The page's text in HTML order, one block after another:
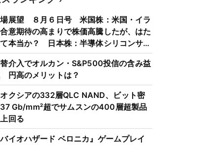
展望 ８月６日号 米国株：米国・イラ
意期待の高まりで株価高騰したが、はた
本当か？ 日本株：半導体シリコンサイ
は3～4年周期で好・不況を繰り返すた
意
介入でオルカン・S&P500投信の含み益
円高のメリットは？
クシアの332層QLC NAND、ビット密
Gb/mm²超でサムスンの400層超製品
回る
バイオハザード ベロニカ』ゲームプレイ